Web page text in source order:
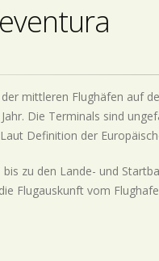
mittleren Flughäfen auf
Die Terminals sind
Definition der
zu den Lande- und
Flugauskunft vom